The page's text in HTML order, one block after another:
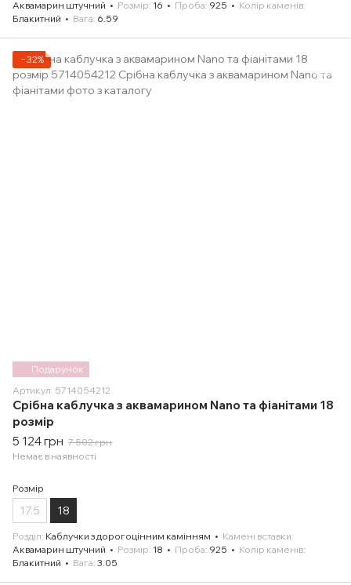
Аквамарин штучний
Розмір 16 Проба 925
Колір каменів
Блакитний
Вага 6.59
Подарунок
−32%
Артикул: 5714054212
Срібна каблучка з аквамарином Nano та фіанітами 18
розмір
5 124 грн 7 502 грн
Немає в наявності
Розмір
17.5 18
Розділ Каблучки з дорогоцінним камінням
Камені вставки
Аквамарин штучний
Розмір 18 Проба 925
Колір каменів
Блакитний
Вага 3.05